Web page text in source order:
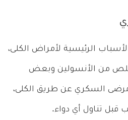
الرئيسية لأمراض الكلى،
من الأنسولين وبعض
مرضى السكري عن طريق الكلى،
قبل تناول أي دواء.